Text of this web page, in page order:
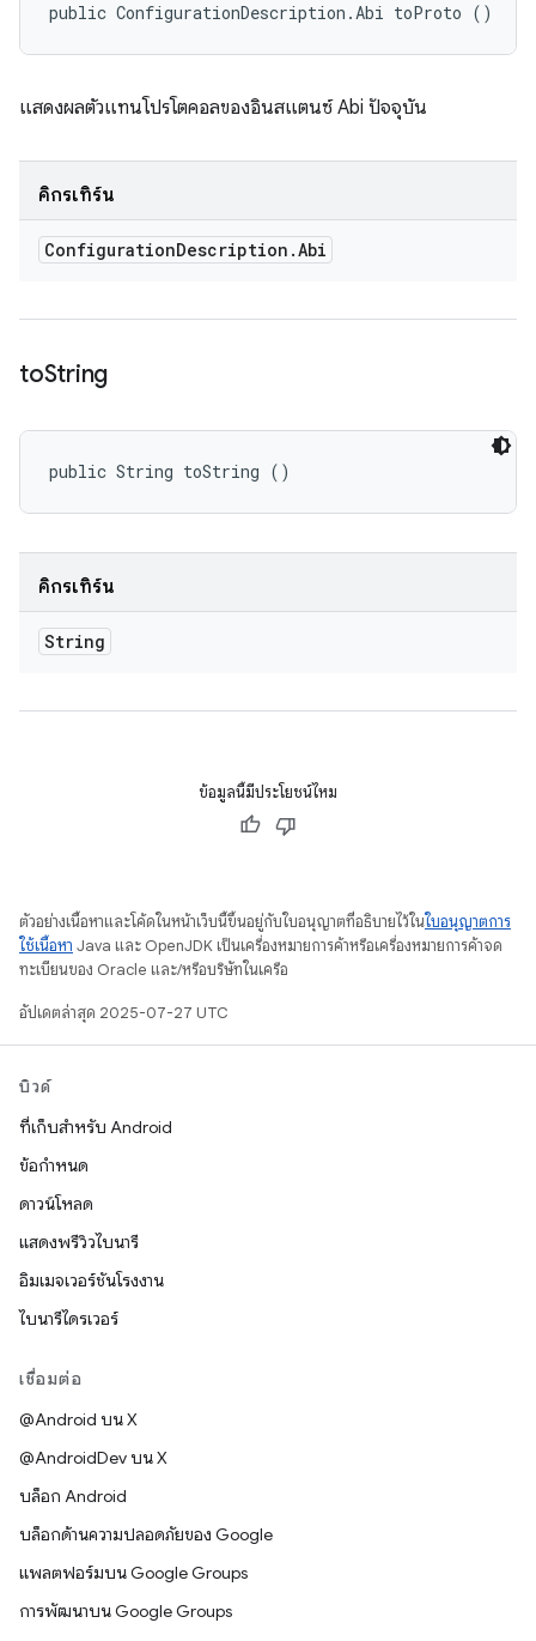
public ConfigurationDescription.Abi toProto ()
แสดงผลตัวแทนโปรโตคอลของอินสแตนซ์ Abi ปัจจุบัน
คิกรีเทิร์น
ConfigurationDescription .Abi
toString
public String toString ()
คิกรีเทิร์น
String
ข้อมูลนี้มีประโยชน์ไหม
ตัวอย่างเนื้อหาและโค้ดในหน้าเว็บนี้ขึ้นอยู่กับใบอนุญาตที่อธิบายไว้ในใบอนุญาตการ
ใช้เนื้อหา Java และ OpenJDK เป็นเครื่องหมายการค้าหรือเครื่องหมายการค้าจด
ทะเบียนของ Oracle และ/หรือบริษัทในเครือ
อัปเดตล่าสุด 2025-07-27 UTC
บิวด์
ที่เก็บสำหรับ Android
ข้อกำหนด
ดาวน์โหลด
แสดงพรีวิวไบนารี
อิมเมจเวอร์ชันโรงงาน
ไบนารีไดรเวอร์
เชื่อมต่อ
@Android บน X
@AndroidDev บน X
บล็อก Android
บล็อกด้านความปลอดภัยของ Google
แพลตฟอร์มบน Google Groups
การพัฒนาบน Google Groups